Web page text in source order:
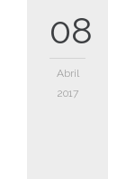
08
Abril
2017